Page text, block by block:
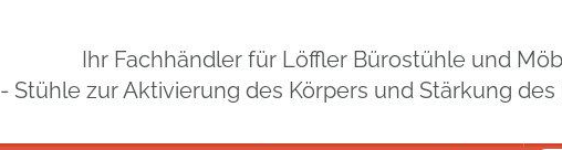
Ihr Fachhändler für Löffler Bürostühle und
- Stühle zur Aktivierung des Körpers und Stärkung des